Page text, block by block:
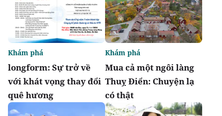
longform: Sự trở về
với khát vọng thay đổi
quê hương
Khám phá
Mua cả một ngôi làng
Thuỵ Điển: Chuyện lạ
có thật
Khám phá